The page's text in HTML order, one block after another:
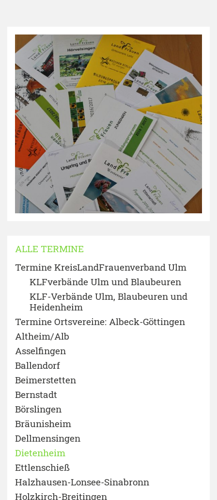
ALLE TERMINE
Termine KreisLandFrauenverband Ulm
KLFverbände Ulm und Blaubeuren
KLF-Verbände Ulm, Blaubeuren und
Heidenheim
Termine Ortsvereine: Albeck-Göttingen
Altheim/Alb
Asselfingen
Ballendorf
Beimerstetten
Bernstadt
Börslingen
Bräunisheim
Dellmensingen
Dietenheim
Ettlenschieß
Halzhausen-Lonsee-Sinabronn
Holzkirch-Breitingen